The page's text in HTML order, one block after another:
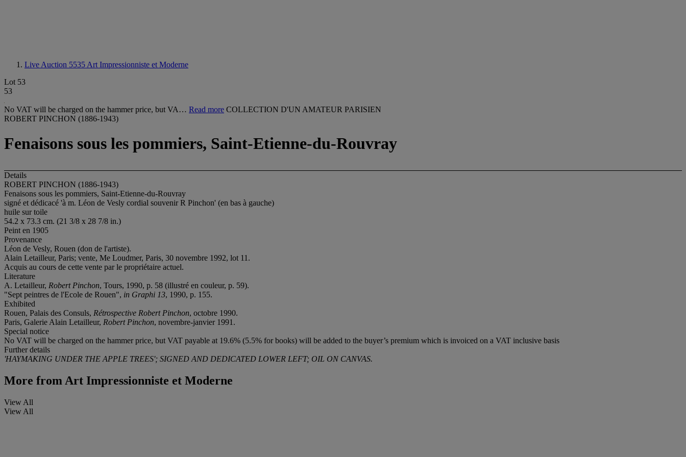
Live Auction 5535 Art Impressionniste et Moderne
Lot 53
53
No VAT will be charged on the hammer price, but VA… Read more COLLECTION D'UN AMATEUR PARISIEN
ROBERT PINCHON (1886-1943)
Fenaisons sous les pommiers, Saint-Etienne-du-Rouvray
Details
ROBERT PINCHON (1886-1943)
Fenaisons sous les pommiers, Saint-Etienne-du-Rouvray
signé et dédicacé 'à m. Léon de Vesly cordial souvenir R Pinchon' (en bas à gauche)
huile sur toile
54.2 x 73.3 cm. (21 3/8 x 28 7/8 in.)
Peint en 1905
Provenance
Léon de Vesly, Rouen (don de l'artiste).
Alain Letailleur, Paris; vente, Me Loudmer, Paris, 30 novembre 1992, lot 11.
Acquis au cours de cette vente par le propriétaire actuel.
Literature
A. Letailleur, Robert Pinchon, Tours, 1990, p. 58 (illustré en couleur, p. 59).
"Sept peintres de l'Ecole de Rouen", in Graphi 13, 1990, p. 155.
Exhibited
Rouen, Palais des Consuls, Rétrospective Robert Pinchon, octobre 1990.
Paris, Galerie Alain Letailleur, Robert Pinchon, novembre-janvier 1991.
Special notice
No VAT will be charged on the hammer price, but VAT payable at 19.6% (5.5% for books) will be added to the buyer’s premium which is invoiced on a VAT inclusive basis
Further details
'HAYMAKING UNDER THE APPLE TREES'; SIGNED AND DEDICATED LOWER LEFT; OIL ON CANVAS.
More from Art Impressionniste et Moderne
View All
View All